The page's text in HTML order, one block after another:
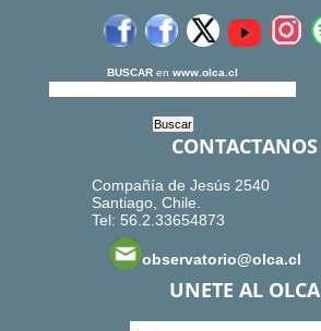
BUSCAR en www.olca.cl
CONTACTANOS
Compañía de Jesús 2540
Santiago, Chile.
Tel: 56.2.33654873
observatorio@olca.cl
UNETE AL OLCA